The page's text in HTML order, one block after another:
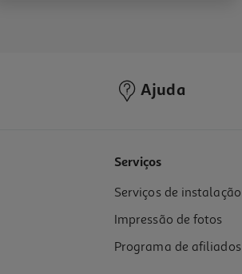
Ajuda
Serviços
Serviços de instalação
Impressão de fotos
Programa de afiliados